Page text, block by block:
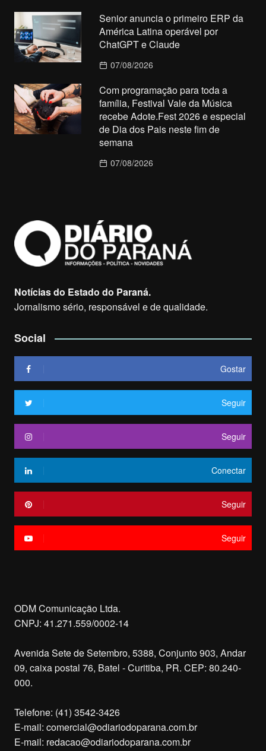
Senior anuncia o primeiro ERP da
América Latina operável por
ChatGPT e Claude
07/08/2026
Com programação para toda a
família, Festival Vale da Música
recebe Adote.Fest 2026 e especial
de Dia dos Pais neste fim de
semana
07/08/2026
Notícias do Estado do Paraná.
Jornalismo sério, responsável e de qualidade.
Social
Gostar
Seguir
Seguir
Conectar
Seguir
Seguir
ODM Comunicação Ltda.
CNPJ: 41.271.559/0002-14
Avenida Sete de Setembro, 5388, Conjunto 903, Andar
09, caixa postal 76, Batel - Curitiba, PR. CEP: 80.240-
000.
Telefone: (41) 3542-3426
E-mail: comercial@odiariodoparana.com.br
E-mail: redacao@odiariodoparana.com.br